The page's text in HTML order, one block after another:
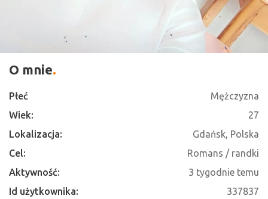
O mnie
Płeć
Mężczyzna
Wiek:
27
Lokalizacja:
Gdańsk, Polska
Cel:
Romans / randki
Aktywność:
3 tygodnie temu
Id użytkownika:
337837